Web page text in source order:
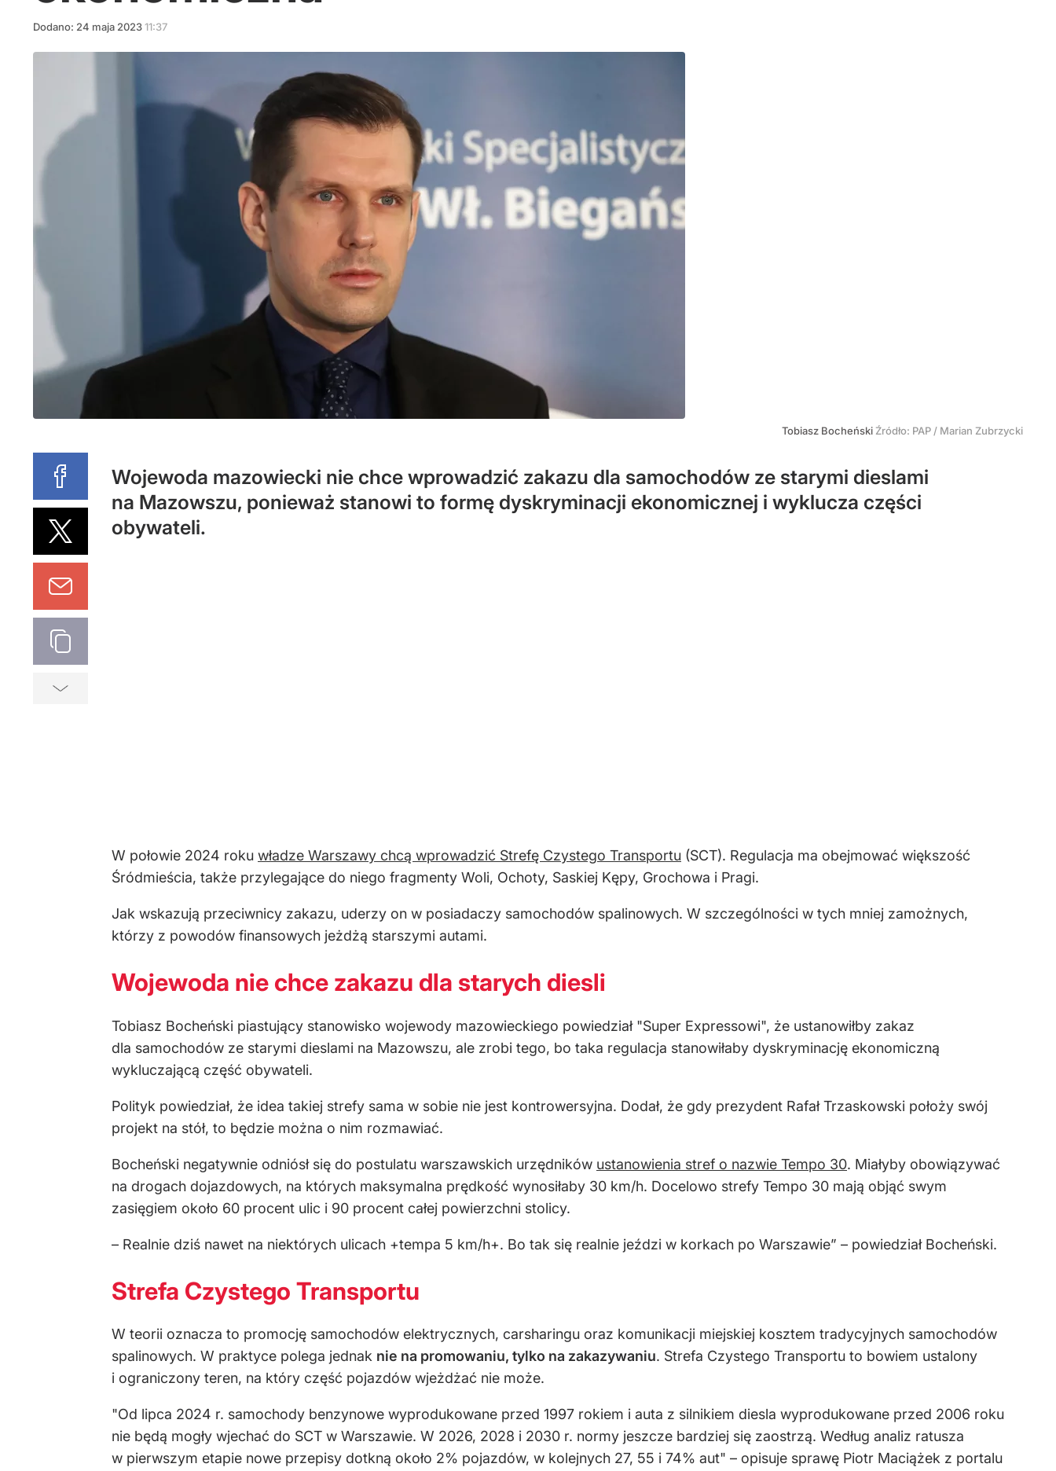
Dodano: 24 maja 202311:37
Tobiasz Bocheński Źródło: PAP / Marian Zubrzycki
Wojewoda mazowiecki nie chce wprowadzić zakazu dla samochodów ze starymi dieslami
na Mazowszu, ponieważ stanowi to formę dyskryminacji ekonomicznej i wyklucza części
obywateli.
W połowie 2024 roku władze Warszawy chcą wprowadzić Strefę Czystego Transportu (SCT). Regulacja ma obejmować większość
Śródmieścia, także przylegające do niego fragmenty Woli, Ochoty, Saskiej Kępy, Grochowa i Pragi.
Jak wskazują przeciwnicy zakazu, uderzy on w posiadaczy samochodów spalinowych. W szczególności w tych mniej zamożnych,
którzy z powodów finansowych jeżdżą starszymi autami.
Wojewoda nie chce zakazu dla starych diesli
Tobiasz Bocheński piastujący stanowisko wojewody mazowieckiego powiedział "Super Expressowi", że ustanowiłby zakaz
dla samochodów ze starymi dieslami na Mazowszu, ale zrobi tego, bo taka regulacja stanowiłaby dyskryminację ekonomiczną
wykluczającą część obywateli.
Polityk powiedział, że idea takiej strefy sama w sobie nie jest kontrowersyjna. Dodał, że gdy prezydent Rafał Trzaskowski położy swój
projekt na stół, to będzie można o nim rozmawiać.
Bocheński negatywnie odniósł się do postulatu warszawskich urzędników ustanowienia stref o nazwie Tempo 30. Miałyby obowiązywać
na drogach dojazdowych, na których maksymalna prędkość wynosiłaby 30 km/h. Docelowo strefy Tempo 30 mają objąć swym
zasięgiem około 60 procent ulic i 90 procent całej powierzchni stolicy.
– Realnie dziś nawet na niektórych ulicach +tempa 5 km/h+. Bo tak się realnie jeździ w korkach po Warszawie” – powiedział Bocheński.
Strefa Czystego Transportu
W teorii oznacza to promocję samochodów elektrycznych, carsharingu oraz komunikacji miejskiej kosztem tradycyjnych samochodów
spalinowych. W praktyce polega jednak nie na promowaniu, tylko na zakazywaniu. Strefa Czystego Transportu to bowiem ustalony
i ograniczony teren, na który część pojazdów wjeżdżać nie może.
"Od lipca 2024 r. samochody benzynowe wyprodukowane przed 1997 rokiem i auta z silnikiem diesla wyprodukowane przed 2006 roku
nie będą mogły wjechać do SCT w Warszawie. W 2026, 2028 i 2030 r. normy jeszcze bardziej się zaostrzą. Według analiz ratusza
w pierwszym etapie nowe przepisy dotkną około 2% pojazdów, w kolejnych 27, 55 i 74% aut" – opisuje sprawę Piotr Maciążek z portalu